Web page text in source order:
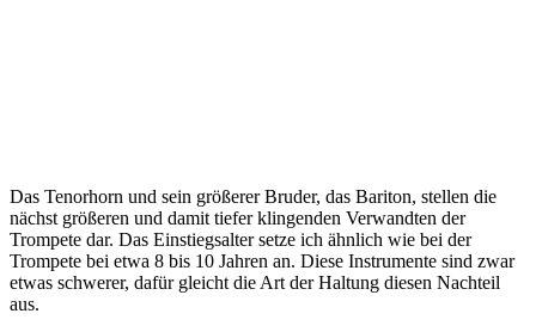
Das Tenorhorn und sein größerer Bruder, das Bariton, stellen die
nächst größeren und damit tiefer klingenden Verwandten der
Trompete dar. Das Einstiegsalter setze ich ähnlich wie bei der
Trompete bei etwa 8 bis 10 Jahren an. Diese Instrumente sind zwar
etwas schwerer, dafür gleicht die Art der Haltung diesen Nachteil
aus.